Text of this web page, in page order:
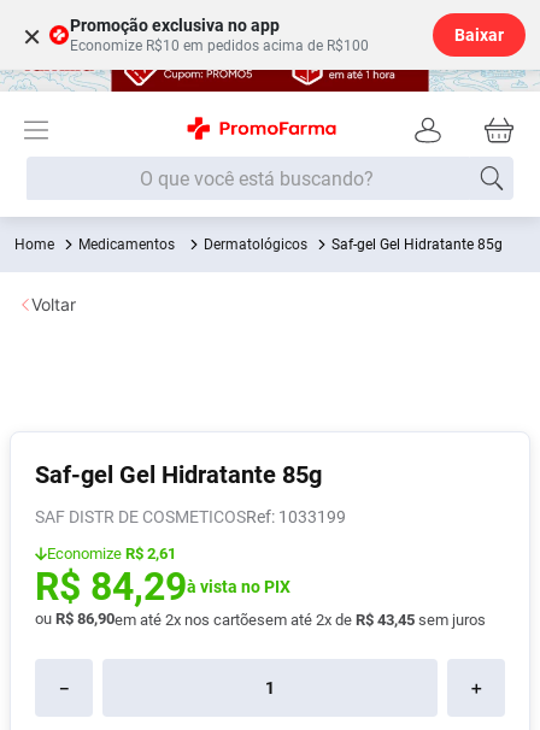
× Promoção exclusiva no app
Economize R$10 em pedidos acima de R$100
Baixar
O que você está buscando?
Medicamentos Dermatológicos Saf-gel Gel Hidratante 85g
Saf-gel Gel Hidratante 85g
SAF DISTR DE COSMETICOS : 1033199
Economize R$ 2,61
R$ 84,29à vista no PIX
ou R$ 86,90em até 2x nos cartõesem até 2x de R$ 43,45 sem juros
＋
－
Voltar
Termos mais buscados
1
º
Desodorante
8 Absorvente
Vitamina D